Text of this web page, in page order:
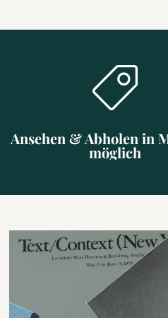
Ansehen & Abholen in
möglich